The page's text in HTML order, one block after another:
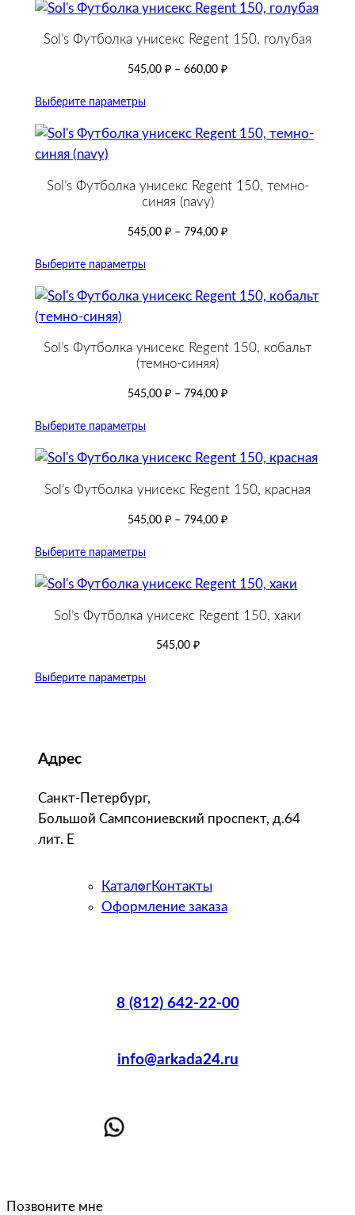
Sol’s Футболка унисекс Regent 150, голубая
545,00 ₽ – 660,00 ₽
Выберите параметры
Sol’s Футболка унисекс Regent 150, темно-
синяя (navy)
545,00 ₽ – 794,00 ₽
Выберите параметры
Sol’s Футболка унисекс Regent 150, кобальт
(темно-синяя)
545,00 ₽ – 794,00 ₽
Выберите параметры
Sol’s Футболка унисекс Regent 150, красная
545,00 ₽ – 794,00 ₽
Выберите параметры
Sol’s Футболка унисекс Regent 150, хаки
545,00 ₽
Выберите параметры
Адрес
Санкт-Петербург,
Большой Сампсониевский проспект, д.64
лит. Е
КаталогКонтакты
Оформление заказа
8 (812) 642-22-00
info@arkada24.ru
Позвоните мне